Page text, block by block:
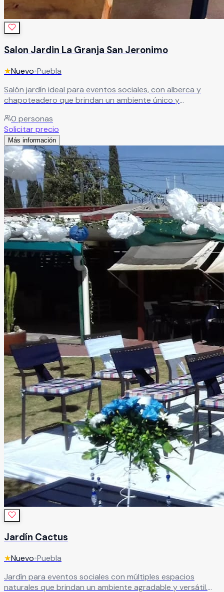
Salon Jardin La Granja San Jeronimo
★Nuevo•Puebla
Salón jardín ideal para eventos sociales, con alberca y
chapoteadero que brindan un ambiente único y
alimentos, adaptados a tus necesidades.
0 personas
Solicitar precio
Más información
Jardín Cactus
★Nuevo•Puebla
Jardín para eventos sociales con múltiples espacios
naturales que brindan un ambiente agradable y versátil.